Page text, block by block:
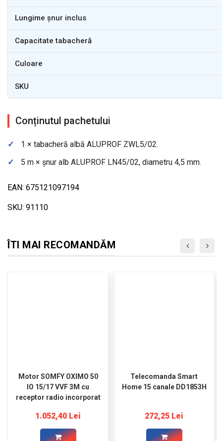
Lungime șnur inclus
Capacitate tabacheră
Culoare
SKU
Conținutul pachetului
✓
1 × tabacheră albă ALUPROF ZWL5/02.
✓
5 m × șnur alb ALUPROF LN45/02, diametru 4,5 mm.
EAN: 675121097194
SKU: 91110
ÎTI MAI RECOMANDĂM
Motor SOMFY OXIMO 50
IO 15/17 VVF 3M cu
receptor radio incorporat
1.052,40 Lei
Telecomanda Smart
Home 15 canale DD1853H
272,25 Lei